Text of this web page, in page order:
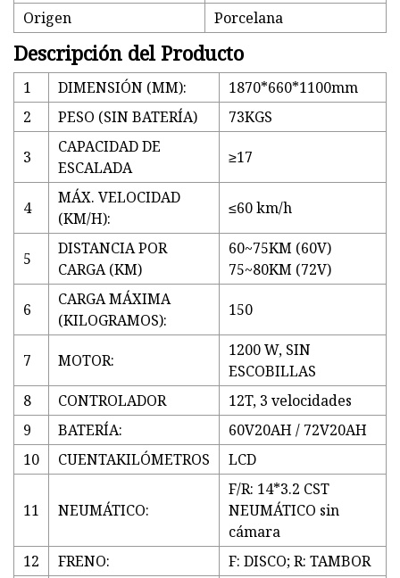
Origen
Porcelana
Descripción del Producto
1 DIMENSIÓN (MM):
1870*660*1100mm
2
PESO (SIN BATERÍA) 73KGS
3
CAPACIDAD DE
ESCALADA
≥17
4
MÁX. VELOCIDAD
(KM/H):
≤60 km/h
5
DISTANCIA POR
CARGA (KM)
60~75KM (60V)
75~80KM (72V)
6
CARGA MÁXIMA
(KILOGRAMOS):
150
7 MOTOR:
1200 W, SIN
ESCOBILLAS
8
CONTROLADOR
12T, 3 velocidades
9
BATERÍA:
60V20AH / 72V20AH
10
CUENTAKILÓMETROS LCD
11 NEUMÁTICO:
F/R: 14*3.2 CST
NEUMÁTICO sin
cámara
12
FRENO: F: DISCO; R: TAMBOR